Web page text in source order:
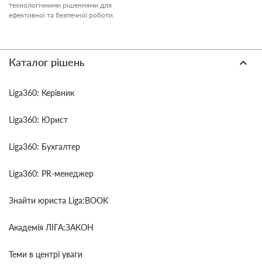
технологічними рішеннями для
ефективної та безпечної роботи.
Каталог рішень
Liga360: Керівник
Liga360: Юрист
Liga360: Бухгалтер
Liga360: PR-менеджер
Знайти юриста Liga:BOOK
Академія ЛІГА:ЗАКОН
Теми в центрі уваги